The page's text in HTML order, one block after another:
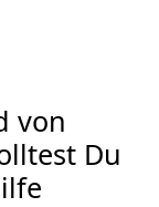
von
Du